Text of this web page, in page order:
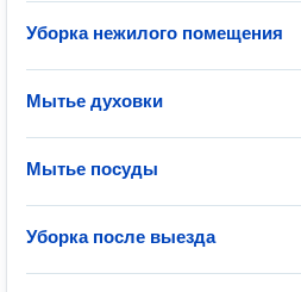
Уборка нежилого помещения
Мытье духовки
Мытье посуды
Уборка после выезда